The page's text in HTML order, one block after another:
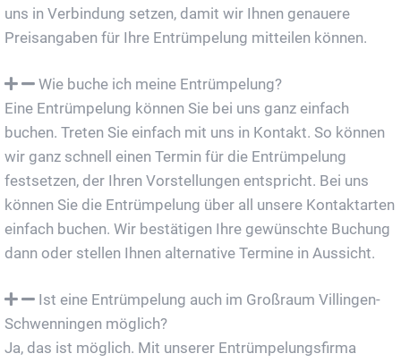
uns in Verbindung setzen, damit wir Ihnen genauere
Preisangaben für Ihre Entrümpelung mitteilen können.
Wie buche ich meine Entrümpelung?
Eine Entrümpelung können Sie bei uns ganz einfach
buchen. Treten Sie einfach mit uns in Kontakt. So können
wir ganz schnell einen Termin für die Entrümpelung
festsetzen, der Ihren Vorstellungen entspricht. Bei uns
können Sie die Entrümpelung über all unsere Kontaktarten
einfach buchen. Wir bestätigen Ihre gewünschte Buchung
dann oder stellen Ihnen alternative Termine in Aussicht.
Ist eine Entrümpelung auch im Großraum Villingen-
Schwenningen möglich?
Ja, das ist möglich. Mit unserer Entrümpelungsfirma